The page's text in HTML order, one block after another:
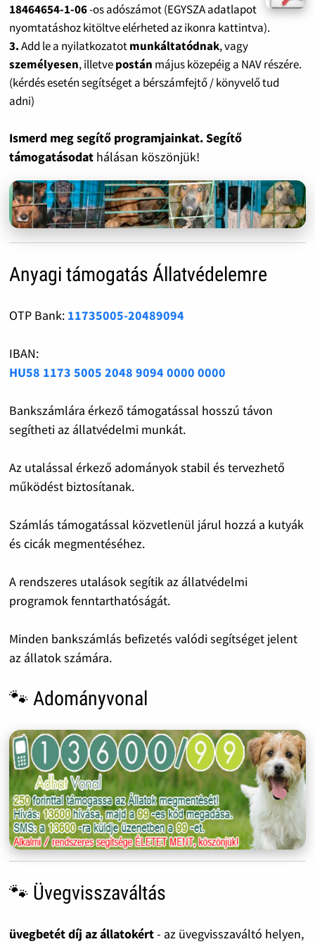
18464654-1-06-os adószámot (EGYSZA adatlapot
nyomtatáshoz kitöltve elérheted az ikonra kattintva).
3.Add le a nyilatkozatotmunkáltatódnak, vagy
személyesen, illetvepostán május közepéig a NAV részére.
(kérdés esetén segítséget a bérszámfejtő / könyvelő tud
adni)
Ismerd meg segítő programjainkat. Segítő
támogatásodat hálásan köszönjük!
Anyagi támogatás Állatvédelemre
OTP Bank: 11735005-20489094
IBAN:
HU58 1173 5005 2048 9094 0000 0000
Bankszámlára érkező támogatással hosszú távon
segítheti az állatvédelmi munkát.
Az utalással érkező adományok stabil és tervezhető
működést biztosítanak.
Számlás támogatással közvetlenül járul hozzá a kutyák
és cicák megmentéséhez.
A rendszeres utalások segítik az állatvédelmi
programok fenntarthatóságát.
Minden bankszámlás befizetés valódi segítséget jelent
az állatok számára.
🐾 Adományvonal
🐾 Üvegvisszaváltás
üvegbetét díj az állatokért- az üvegvisszaváltó helyen,